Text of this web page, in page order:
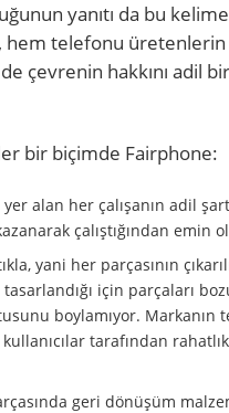
yanıtı da bu
hem telefonu
çevrenin hakkını adil
bir biçimde Fairphone:
alan her çalışanın adil
çalıştığından emin
yani her parçasının
tasarlandığı için parçaları
boylamıyor. Markanın
tarafından
geri dönüşüm